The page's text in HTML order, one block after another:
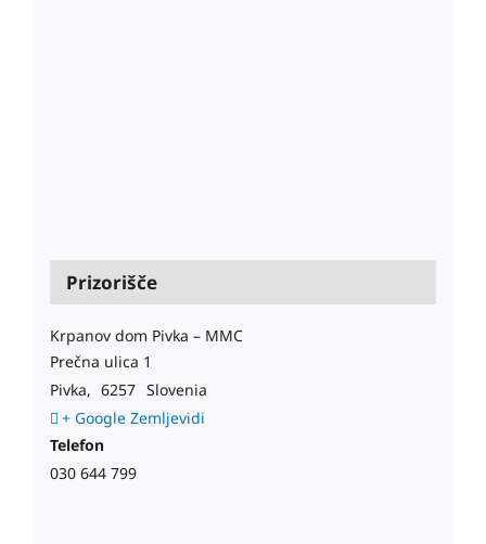
Prizorišče
Krpanov dom Pivka – MMC
Prečna ulica 1
Pivka, 6257 Slovenia
+ Google Zemljevidi
Telefon
030 644 799